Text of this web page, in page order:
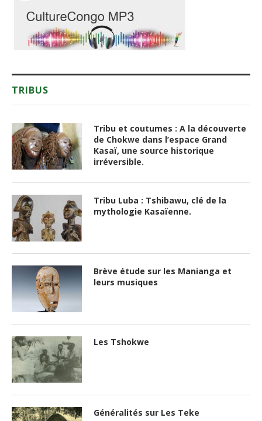
TRIBUS
Tribu et coutumes : A la découverte
de Chokwe dans l’espace Grand
Kasaï, une source historique
irréversible.
Tribu Luba : Tshibawu, clé de la
mythologie Kasaïenne.
Brève étude sur les Manianga et
leurs musiques
Les Tshokwe
Généralités sur Les Teke